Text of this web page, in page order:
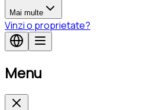
Mai multe
Vinzi o proprietate?
Menu